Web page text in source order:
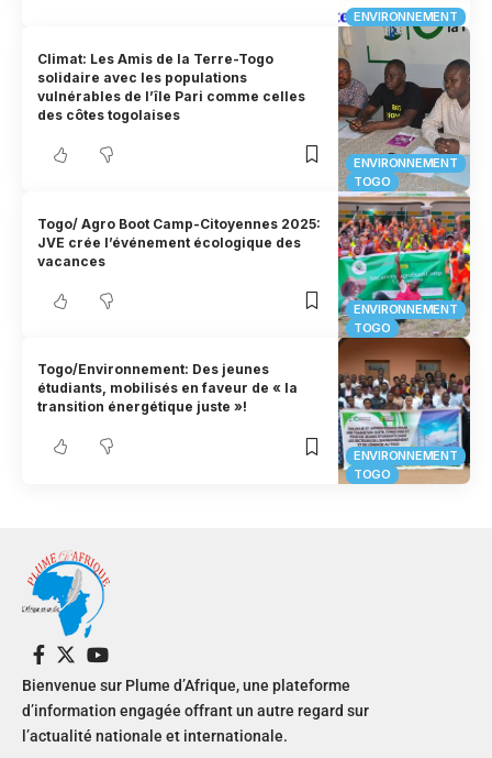
ENVIRONNEMENT
ENVIRONNEMENT
TOGO
Climat: Les Amis de la Terre-Togo
solidaire avec les populations
vulnérables de l’île Pari comme celles
des côtes togolaises
ENVIRONNEMENT
TOGO
Togo/ Agro Boot Camp-Citoyennes 2025:
JVE crée l’événement écologique des
vacances
ENVIRONNEMENT
TOGO
Togo/Environnement: Des jeunes
étudiants, mobilisés en faveur de « la
transition énergétique juste »!
Bienvenue sur Plume d’Afrique, une plateforme
d’information engagée offrant un autre regard sur
l’actualité nationale et internationale.